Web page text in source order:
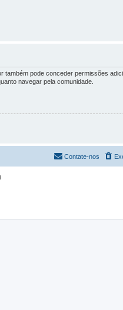
pode conceder permissões
navegar pela comunidade.
Contate-nos